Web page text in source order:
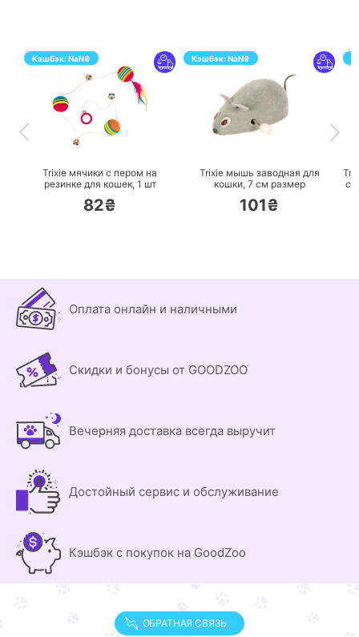
Кэшбэк:NaN₴
Trixie мячики с пером на
резинке для кошек, 1 шт
82₴
Кэшбэк:NaN₴
Trixie мышь заводная для
кошки, 7 см размер
101₴
с
Оплата онлайн и наличными
Скидки и бонусы от GOODZOO
Вечерняя доставка всегда выручит
Достойный сервис и обслуживание
Кэшбэк с покупок на GoodZoo
ОБРАТНАЯ СВЯЗЬ